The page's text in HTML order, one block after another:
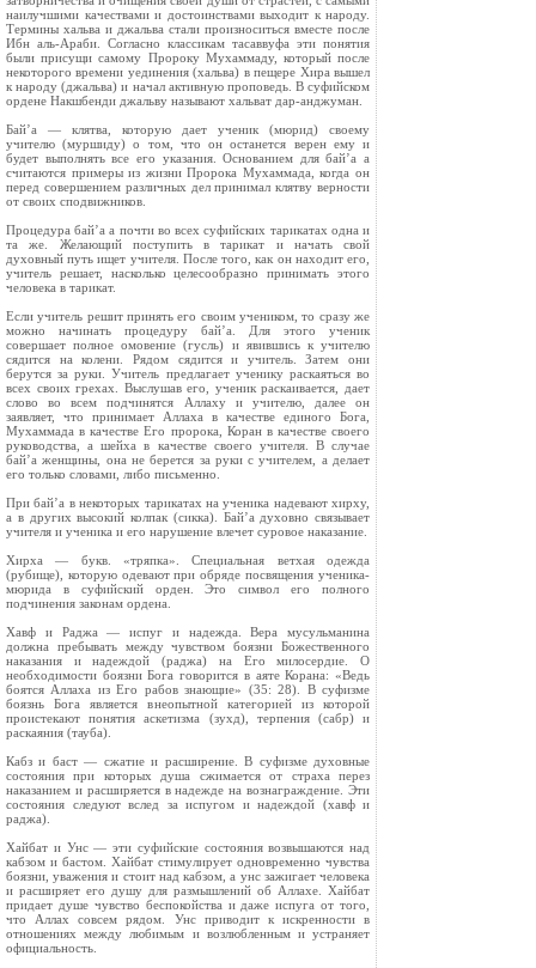
наилучшими качествами и достоинствами выходит к народу.
Термины хальва и джальва стали произноситься вместе после
Ибн аль-Араби. Согласно классикам тасаввуфа эти понятия
были присущи самому Пророку Мухаммаду, который после
некоторого времени уединения (хальва) в пещере Хира вышел
к народу (джальва) и начал активную проповедь. В суфийском
ордене Накшбенди джальву называют хальват дар-анджуман.
Бай’а — клятва, которую дает ученик (мюрид) своему
учителю (муршиду) о том, что он останется верен ему и
будет выполнять все его указания. Основанием для бай’а а
считаются примеры из жизни Пророка Мухаммада, когда он
перед совершением различных дел принимал клятву верности
от своих сподвижников.
Процедура бай’а а почти во всех суфийских тарикатах одна и
та же. Желающий поступить в тарикат и начать свой
духовный путь ищет учителя. После того, как он находит его,
учитель решает, насколько целесообразно принимать этого
человека в тарикат.
Если учитель решит принять его своим учеником, то сразу же
можно начинать процедуру бай’а. Для этого ученик
совершает полное омовение (гусль) и явившись к учителю
сядится на колени. Рядом сядится и учитель. Затем они
берутся за руки. Учитель предлагает ученику раскаяться во
всех своих грехах. Выслушав его, ученик раскаивается, дает
слово во всем подчинятся Аллаху и учителю, далее он
заявляет, что принимает Аллаха в качестве единого Бога,
Мухаммада в качестве Его пророка, Коран в качестве своего
руководства, а шейха в качестве своего учителя. В случае
бай’а женщины, она не берется за руки с учителем, а делает
его только словами, либо письменно.
При бай’а в некоторых тарикатах на ученика надевают хирху,
а в других высокий колпак (сикка). Бай’а духовно связывает
учителя и ученика и его нарушение влечет суровое наказание.
Хирха — букв. «тряпка». Специальная ветхая одежда
(рубище), которую одевают при обряде посвящения ученика-
мюрида в суфийский орден. Это символ его полного
подчинения законам ордена.
Хавф и Раджа — испуг и надежда. Вера мусульманина
должна пребывать между чувством боязни Божественного
наказания и надеждой (раджа) на Его милосердие. О
необходимости боязни Бога говорится в аяте Корана: «Ведь
боятся Аллаха из Его рабов знающие» (35: 28). В суфизме
боязнь Бога является внеопытной категорией из которой
проистекают понятия аскетизма (зухд), терпения (сабр) и
раскаяния (тауба).
Кабз и баст — сжатие и расширение. В суфизме духовные
состояния при которых душа сжимается от страха перез
наказанием и расширяется в надежде на вознаграждение. Эти
состояния следуют вслед за испугом и надеждой (хавф и
раджа).
Хайбат и Унс — эти суфийские состояния возвышаются над
кабзом и бастом. Хайбат стимулирует одновременно чувства
боязни, уважения и стоит над кабзом, а унс зажигает человека
и расширяет его душу для размышлений об Аллахе. Хайбат
придает душе чувство беспокойства и даже испуга от того,
что Аллах совсем рядом. Унс приводит к искренности в
отношениях между любимым и возлюбленным и устраняет
официальность.